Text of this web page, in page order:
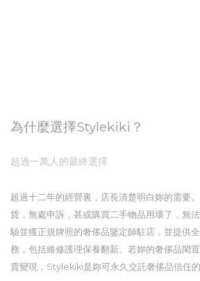
為什麼選擇Stylekiki？
超過一萬人的最終選擇
超過十二年的經營裏，店長清楚明白妳的需要
貨，無處申訴，甚或購買二手物品用壞了，無
驗並獲正規牌照的奢侈品鑒定師駐店，並提供
務，包括維修護理保養翻新。若妳的奢侈品閑
賣變現，Stylekiki是妳可永久交託奢侈品信任的